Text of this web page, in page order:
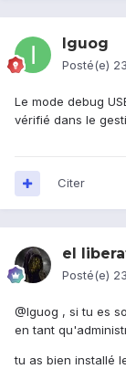
Iguog
Posté(e)
Le mode debug
vérifié dans le
Citer
el
Posté(e)
@Iguog , si tu es
en tant
tu as bien installé